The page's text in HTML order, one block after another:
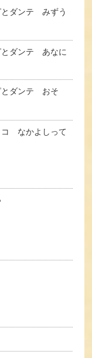
とダンテ みずう
とダンテ あなに
とダンテ おそ
コ なかよしって